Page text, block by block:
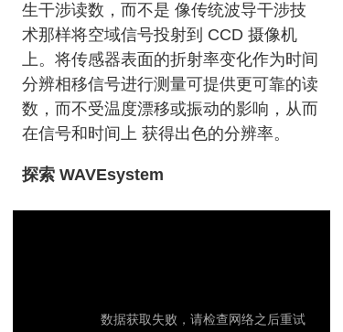
生干涉读数，而不是 像传统波导干涉技
术那样将空域信号投射到 CCD 摄像机
上。将传感器表面的折射率变化作为时间
分辨相移信号进行测量可提供更可靠的读
数，而不受温度漂移或振动的影响，从而
在信号和时间上 获得出色的分辨率。
探索 WAVEsystem